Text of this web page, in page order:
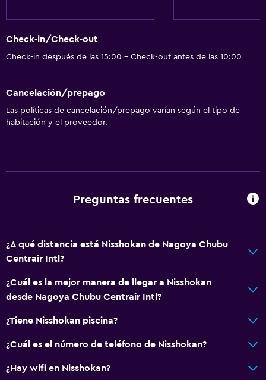
Check-in/Check-out
Check-in después de las 15:00 - Check-out antes de las 10:00
Cancelación/prepago
Las políticas de cancelación/prepago varían según el tipo de
habitación y el proveedor.
Preguntas frecuentes
¿A qué distancia está Nisshokan de Nagoya Chubu
Centrair Intl?
¿Cuál es la mejor manera de llegar a Nisshokan
desde Nagoya Chubu Centrair Intl?
¿Tiene Nisshokan piscina?
¿Cuál es el número de teléfono de Nisshokan?
¿Hay wifi en Nisshokan?